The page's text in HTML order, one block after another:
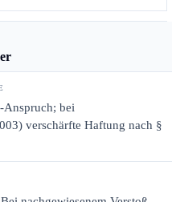
Anspruch; bei
verschärfte Haftung nach §